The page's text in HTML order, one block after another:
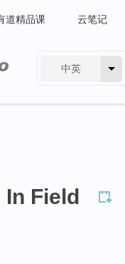
道精品课 云笔记
中英
In Field